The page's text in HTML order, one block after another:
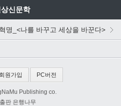
신문학
명_<나를 바꾸고 세상을 바꾼다>
회원가입 PC버전
Publishing co.
판 은행나무